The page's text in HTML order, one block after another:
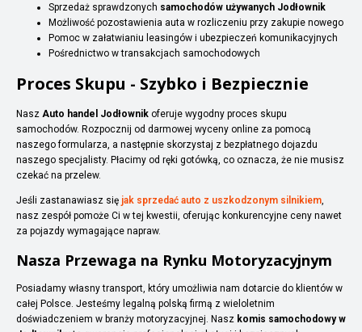
Sprzedaż sprawdzonych samochodów używanych Jodłownik
Możliwość pozostawienia auta w rozliczeniu przy zakupie nowego
Pomoc w załatwianiu leasingów i ubezpieczeń komunikacyjnych
Pośrednictwo w transakcjach samochodowych
Proces Skupu - Szybko i Bezpiecznie
Nasz Auto handel Jodłownik oferuje wygodny proces skupu
samochodów. Rozpocznij od darmowej wyceny online za pomocą
naszego formularza, a następnie skorzystaj z bezpłatnego dojazdu
naszego specjalisty. Płacimy od ręki gotówką, co oznacza, że nie musisz
czekać na przelew.
Jeśli zastanawiasz się jak sprzedać auto z uszkodzonym silnikiem,
nasz zespół pomoże Ci w tej kwestii, oferując konkurencyjne ceny nawet
za pojazdy wymagające napraw.
Nasza Przewaga na Rynku Motoryzacyjnym
Posiadamy własny transport, który umożliwia nam dotarcie do klientów w
całej Polsce. Jesteśmy legalną polską firmą z wieloletnim
doświadczeniem w branży motoryzacyjnej. Nasz komis samochodowy w